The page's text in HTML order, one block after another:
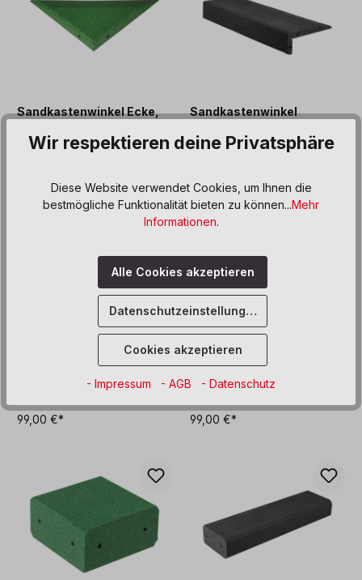
Sandkastenwinkel Ecke,
Sandkastenwinkel
Sandkastenwinkel
99,00 €*
Blockstufe Blockstufe
Ecke, schwarz
99,00 €*
Wir respektieren deine Privatsphäre
Diese Website verwendet Cookies, um Ihnen die
bestmögliche Funktionalität bieten zu können...Mehr
Informationen.
Alle Cookies akzeptieren
Datenschutzeinstellungen
Cookies akzeptieren
- Impressum - AGB - Datenschutz